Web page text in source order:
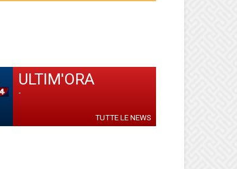
ULTIM'ORA
-
TUTTE LE NEWS